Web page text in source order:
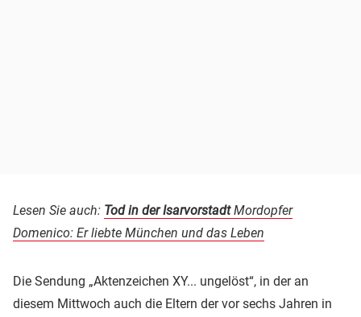
Lesen Sie auch: Tod in der IsarvorstadtMordopfer
Domenico: Er liebte München und das Leben
Die Sendung „Aktenzeichen XY... ungelöst“, in der an
diesem Mittwoch auch die Eltern der vor sechs Jahren in